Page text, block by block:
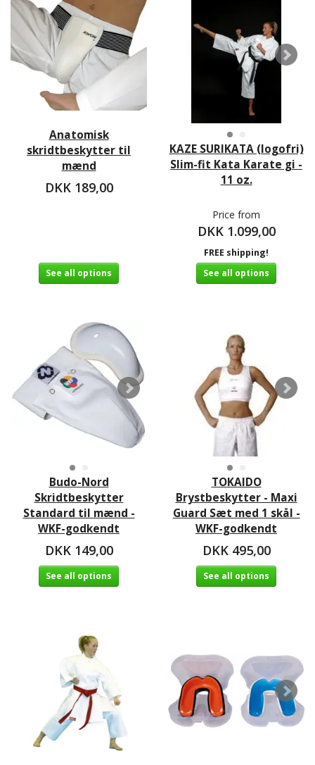
Anatomisk
skridtbeskytter til
mænd
DKK 189,00
See all options
KAZE SURIKATA (logofri)
Slim-fit Kata Karate gi -
11 oz.
Price from
DKK 1.099,00
FREE shipping!
See all options
Budo-Nord
Skridtbeskytter
Standard til mænd -
WKF-godkendt
DKK 149,00
See all options
TOKAIDO
Brystbeskytter - Maxi
Guard Sæt med 1 skål -
WKF-godkendt
DKK 495,00
See all options